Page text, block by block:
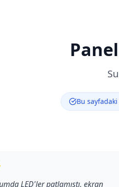
Bu
LED'ler patlamıştı, ekran